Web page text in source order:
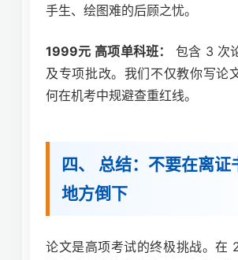
手生、绘图难的后顾之忧。
1999元 高项单科班：
包含 3 次
及专项批改。我们不仅教你写论
何在机考中规避查重红线。
四、 总结：不要在离证
地方倒下
论文是高项考试的终极挑战。在